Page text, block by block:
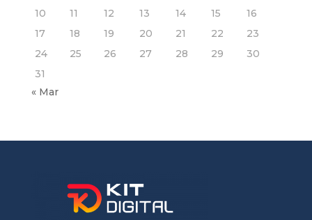
10
11 12 13 14 15
16
17
18 19 20 21 22
23
24
25 26 27 28 29
30
31
« Mar